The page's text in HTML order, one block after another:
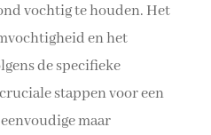
vochtig te houden. Het
en het
de specifieke
stappen voor een
maar